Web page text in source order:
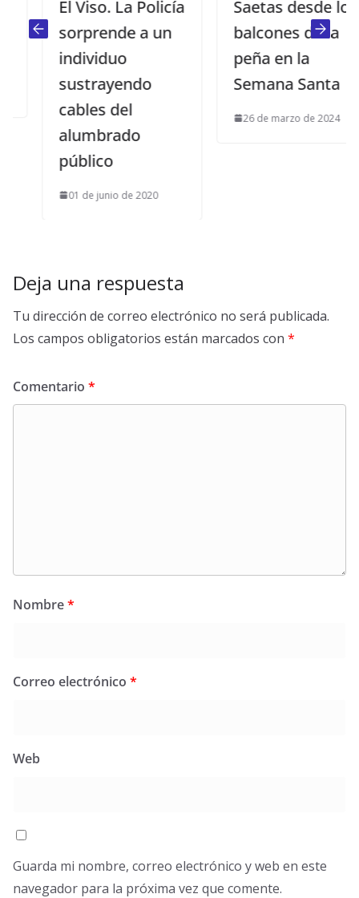
El Viso. La Policía
sorprende a un
individuo
sustrayendo
cables del
alumbrado
público
01 de junio de 2020
Saetas desde los
balcones de la
peña en la
Semana Santa
26 de marzo de 2024
Deja una respuesta
Tu dirección de correo electrónico no será publicada.
Los campos obligatorios están marcados con *
Comentario *
Nombre*
Correo electrónico *
Web
Guarda mi nombre, correo electrónico y web en este
navegador para la próxima vez que comente.